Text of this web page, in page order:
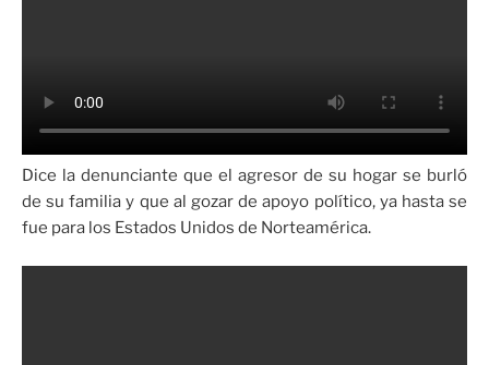
Dice la denunciante que el agresor de su hogar se burló
de su familia y que al gozar de apoyo político, ya hasta se
fue para los Estados Unidos de Norteamérica.